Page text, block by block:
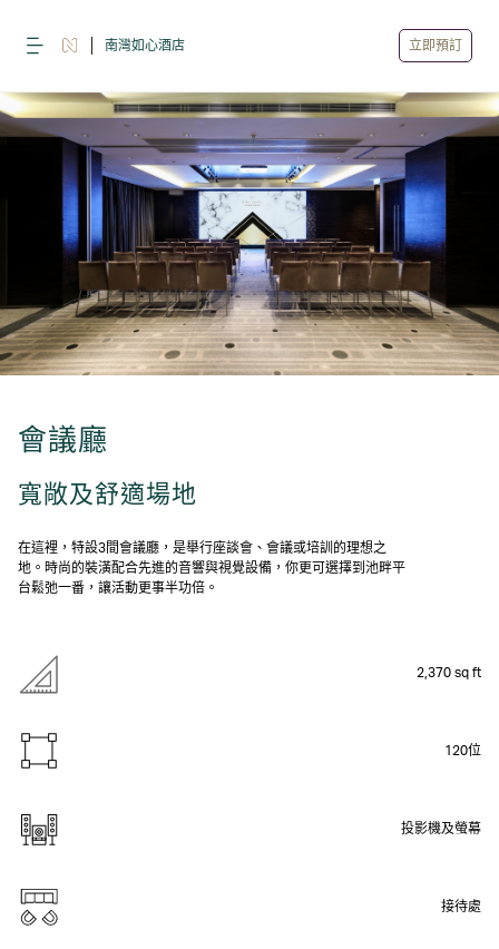
南灣如心酒店 立即預訂
會議廳
寬敞及舒適場地
在這裡，特設3間會議廳，是舉行座談會、會議或培訓的理想之
地。時尚的裝潢配合先進的音響與視覺設備，你更可選擇到池畔平
台鬆弛一番，讓活動更事半功倍。
2,370 sq ft
120位
投影機及螢幕
接待處